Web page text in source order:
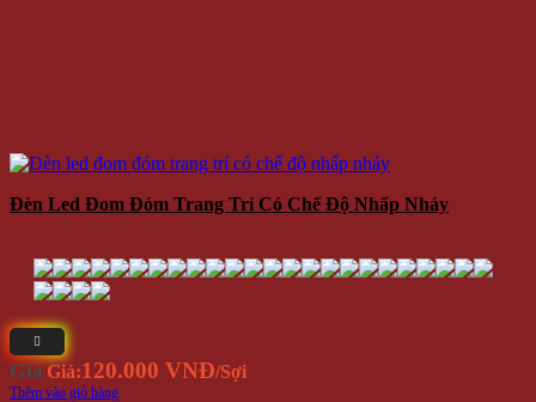
Đèn Led Đom Đóm Trang Trí Có Chế Độ Nhấp Nháy
Giá Giá:120.000 VNĐ/Sợi
Thêm vào giỏ hàng